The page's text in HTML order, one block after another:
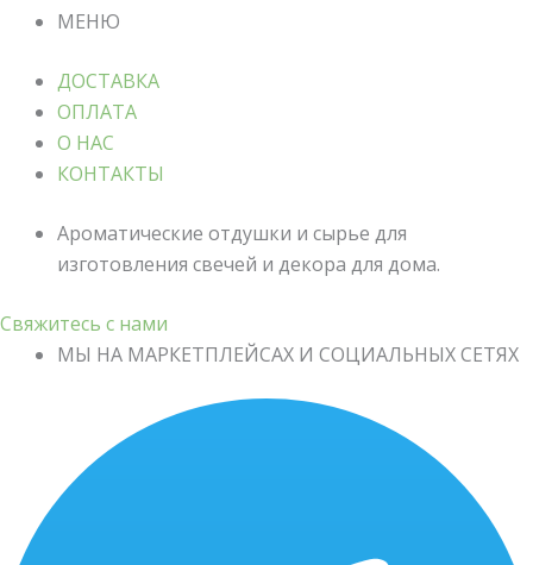
МЕНЮ
ДОСТАВКА
ОПЛАТА
О НАС
КОНТАКТЫ
Ароматические отдушки и сырье для
изготовления свечей и декора для дома.
Свяжитесь с нами
МЫ НА МАРКЕТПЛЕЙСАХ И СОЦИАЛЬНЫХ СЕТЯХ